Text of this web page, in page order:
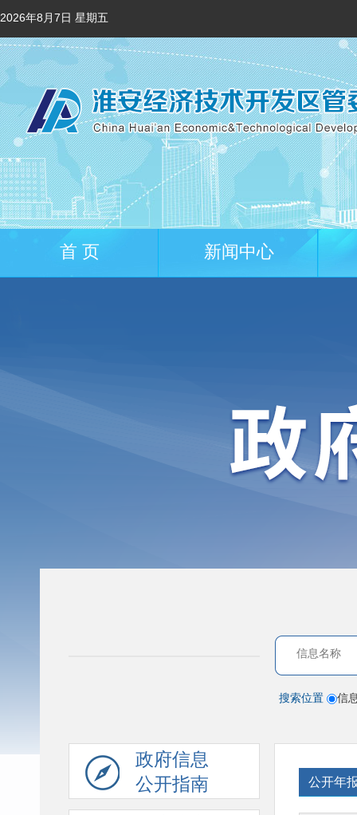
2026年8月7日 星期五
首 页 新闻中心
搜索位置 信
政府信息
公开指南
公开年